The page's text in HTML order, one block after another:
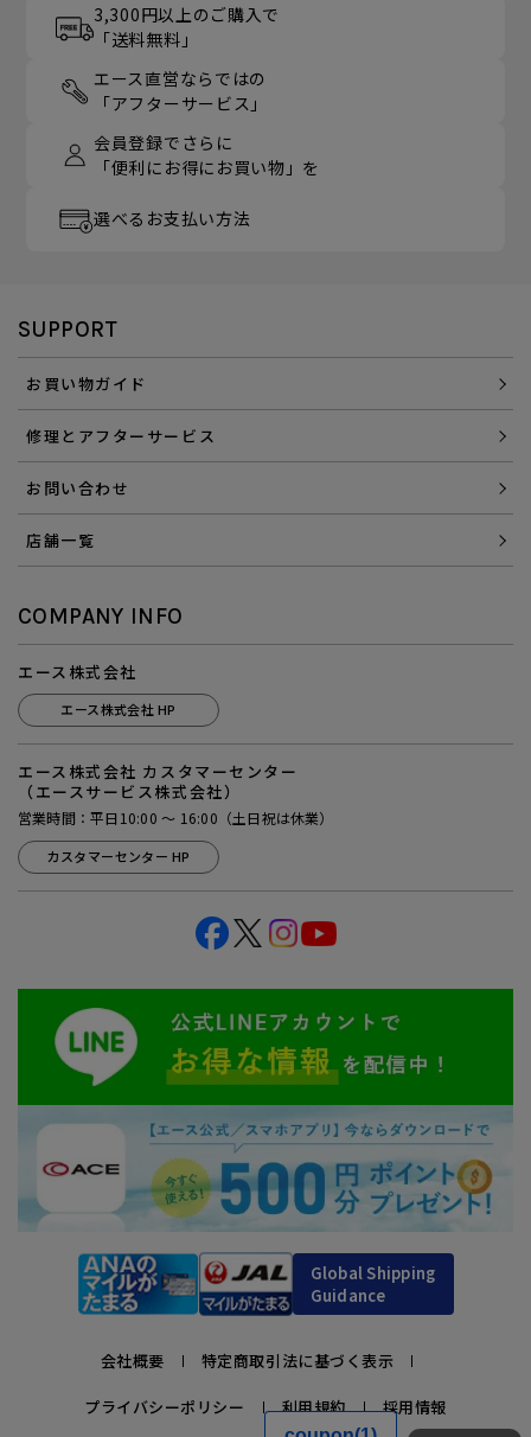
3,300円以上のご購入で
「送料無料」
エース直営ならではの
「アフターサービス」
会員登録でさらに
「便利にお得にお買い物」を
選べるお支払い方法
SUPPORT
お買い物ガイド
修理とアフターサービス
お問い合わせ
店舗一覧
COMPANY INFO
エース株式会社
エース株式会社 HP
エース株式会社 カスタマーセンター
（エースサービス株式会社）
営業時間：平日10:00 ～ 16:00（土日祝は休業）
カスタマーセンター HP
Global Shipping
Guidance
会社概要 特定商取引法に基づく表示
プライバシーポリシー 利用規約 採用情報